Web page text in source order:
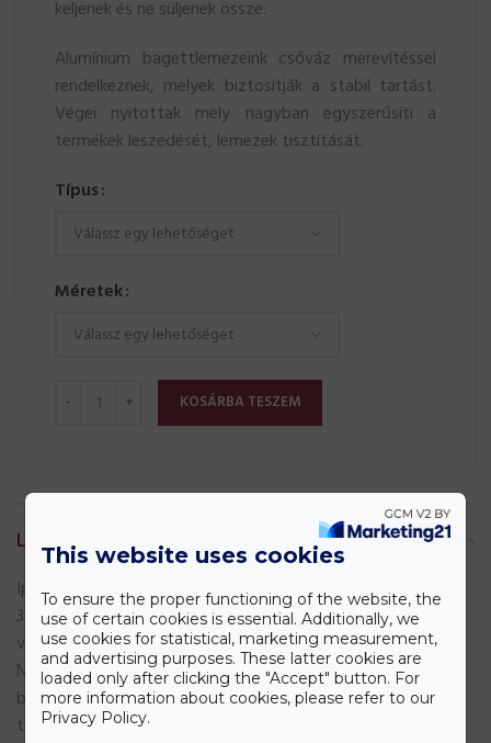
keljenek és ne süljenek össze.
Alumínium bagettlemezeink csőváz merevítéssel
rendelkeznek, melyek biztosítják a stabil tartást.
Végei nyitottak mely nagyban egyszerűsíti a
termékek leszedését, lemezek tisztítását.
Típus
Méretek
KOSÁRBA TESZEM
LEÍRÁS
Ipari alumínium bagettlemez 1,3 mm vastag AlMn anyagból,
3×2 mm perforációval, csővázas merevítéssel. A nyitott
végek megkönnyítik a tisztítást és a termékek leszedését.
Nem tapad, nem sül össze – ideális megoldás
bagettsütéshez pékségek számára. Tekintse meg
továbbisütőlemez kínálatunkat
This website uses cookies
To ensure the proper functioning of the website, the
use of certain cookies is essential. Additionally, we
use cookies for statistical, marketing measurement,
and advertising purposes. These latter cookies are
loaded only after clicking the "Accept" button. For
more information about cookies, please refer to our
Privacy Policy.